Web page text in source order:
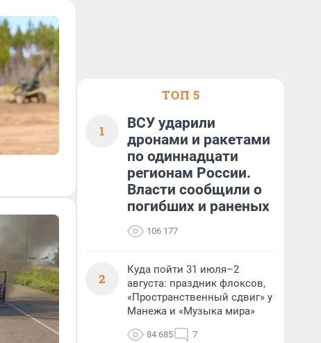
ТОП 5
1
ВСУ ударили
дронами и ракетами
по одиннадцати
регионам России.
Власти сообщили о
погибших и раненых
106 177
2
Куда пойти 31 июля–2
августа: праздник флоксов,
«Пространственный сдвиг» у
Манежа и «Музыка мира»
84 685 7